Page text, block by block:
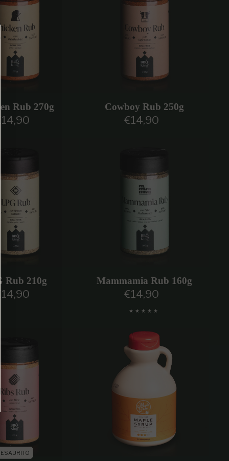
Rub 270g
Prezzo regolare
€14,90
Cowboy Rub 250g
Prezzo regolare
€14,90
Rub 210g
Prezzo regolare
€14,90
Mammamia Rub 160g
Prezzo regolare
€14,90
ESAURITO